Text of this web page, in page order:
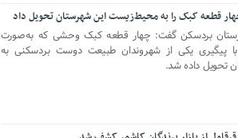
قطعه کبک را به محیط‌زیست این شهرستان تحویل داد
بردسکن گفت: چهار قطعه کبک وحشی که به‌صورت
پیگیری یکی از شهروندان طبیعت دوست بردسکنی به
تحویل داده شد.